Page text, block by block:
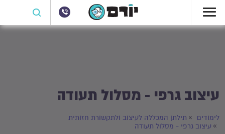
עיצוב גרפי - מסלול תעודה
לימודים
תילתן המכללה לעיצוב ולתקשורת חזותית
עיצוב גרפי - מסלול תעודה